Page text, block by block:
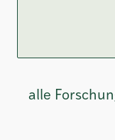
alle